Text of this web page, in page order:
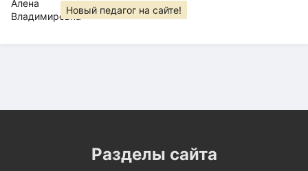
Новый педагог на сайте!
Разделы сайта